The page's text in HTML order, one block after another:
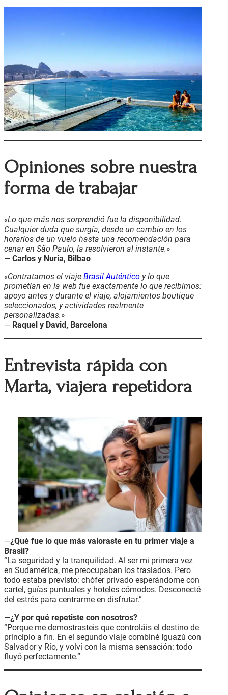
Opiniones sobre nuestra
forma de trabajar
«Lo que más nos sorprendió fue la disponibilidad.
Cualquier duda que surgía, desde un cambio en los
horarios de un vuelo hasta una recomendación para
cenar en São Paulo, la resolvieron al instante.»
— Carlos y Nuria, Bilbao
«Contratamos el viaje Brasil Auténtico y lo que
prometían en la web fue exactamente lo que recibimos:
apoyo antes y durante el viaje, alojamientos boutique
seleccionados, y actividades realmente
personalizadas.»
— Raquel y David, Barcelona
Entrevista rápida con
Marta, viajera repetidora
—¿Qué fue lo que más valoraste en tu primer viaje a
Brasil?
“La seguridad y la tranquilidad. Al ser mi primera vez
en Sudamérica, me preocupaban los traslados. Pero
todo estaba previsto: chófer privado esperándome con
cartel, guías puntuales y hoteles cómodos. Desconecté
del estrés para centrarme en disfrutar.”
—¿Y por qué repetiste con nosotros?
“Porque me demostrasteis que controláis el destino de
principio a fin. En el segundo viaje combiné Iguazú con
Salvador y Río, y volví con la misma sensación: todo
fluyó perfectamente.”